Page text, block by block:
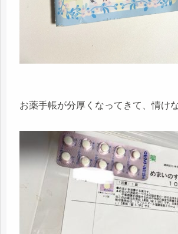
お薬手帳が分厚くなってきて、情けな